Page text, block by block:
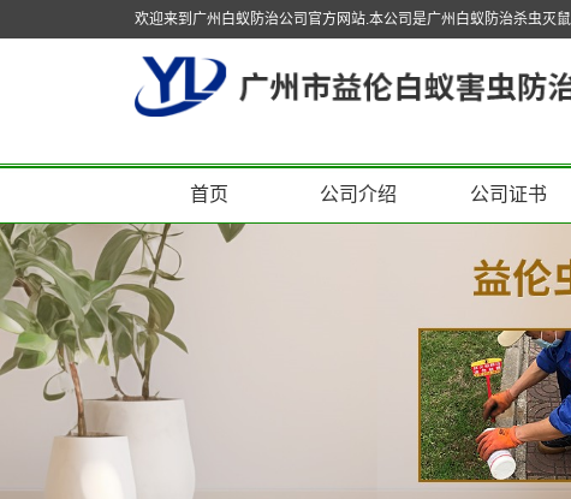
欢迎来到广州白蚁防治公司官方网站.本公司是广州白蚁防治杀虫灭
首页 公司介绍 公司证书